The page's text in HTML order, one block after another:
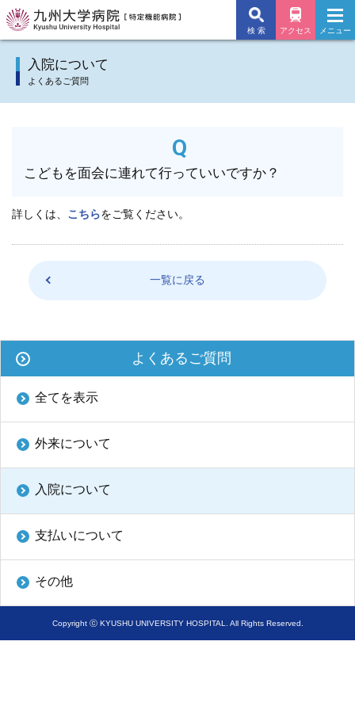
検 索 アクセス
九州大学病院TOP
診療科
施設・サービス
交通アクセス
学内向け情報
ご意見
採用情報
本院の先進医療
最新の歯科治療
サイトマップ
メニュー
入院について
よくあるご質問
こどもを面会に連れて行っていいですか？
詳しくは、 こちらをご覧ください。
一覧に戻る
よくあるご質問
全てを表示
外来について
入院について
支払いについて
その他
Copyright ⓒ KYUSHU UNIVERSITY HOSPITAL. All Rights Reserved.